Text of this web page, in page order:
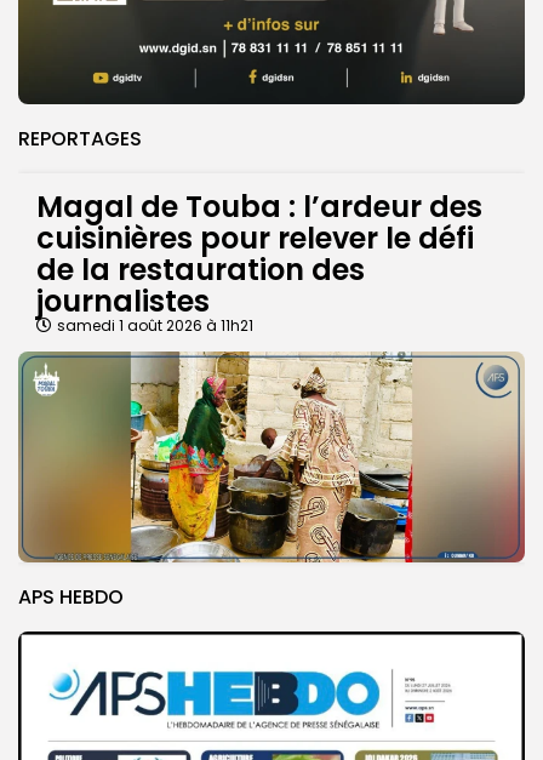
REPORTAGES
Magal de Touba : l’ardeur des
cuisinières pour relever le défi
de la restauration des
journalistes
samedi 1 août 2026 à 11h21
APS HEBDO